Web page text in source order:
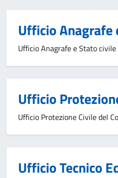
Ufficio Anagrafe
Ufficio Anagrafe e Stato
Ufficio
Ufficio Protezione Civile del
Ufficio Tecnico